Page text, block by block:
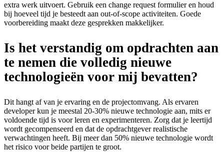
extra werk uitvoert. Gebruik een change request formulier en houd
bij hoeveel tijd je besteedt aan out-of-scope activiteiten. Goede
voorbereiding maakt deze gesprekken makkelijker.
Is het verstandig om opdrachten aan
te nemen die volledig nieuwe
technologieën voor mij bevatten?
Dit hangt af van je ervaring en de projectomvang. Als ervaren
developer kun je meestal 20-30% nieuwe technologie aan, mits er
voldoende tijd is voor leren en experimenteren. Zorg dat je leertijd
wordt gecompenseerd en dat de opdrachtgever realistische
verwachtingen heeft. Bij meer dan 50% nieuwe technologie wordt
het risico voor beide partijen te groot.